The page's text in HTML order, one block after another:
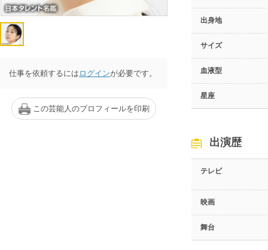
仕事を依頼するには ログインが必要です。
この芸能人のプロフィールを印刷
出身地
サイズ
血液型
星座
出演歴
テレビ
映画
舞台